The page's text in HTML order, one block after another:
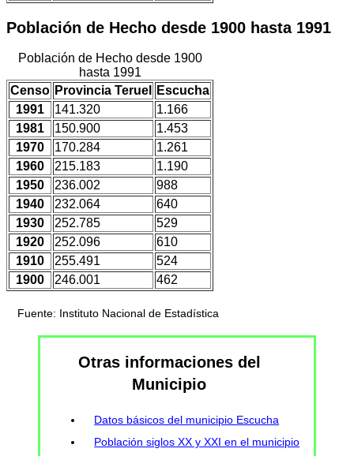
Población de Hecho desde 1900 hasta 1991
Población de Hecho desde 1900
hasta 1991
Censo Provincia Teruel
Escucha
1991
141.320
1.166
1981
150.900
1.453
1970
170.284
1.261
1960
215.183
1.190
1950
236.002
988
1940
232.064
640
1930
252.785
529
1920
252.096
610
1910
255.491
524
1900
246.001 462
Fuente: Instituto Nacional de Estadística
Otras informaciones del
Municipio
Datos básicos del municipio Escucha
Población siglos XX y XXI en el municipio